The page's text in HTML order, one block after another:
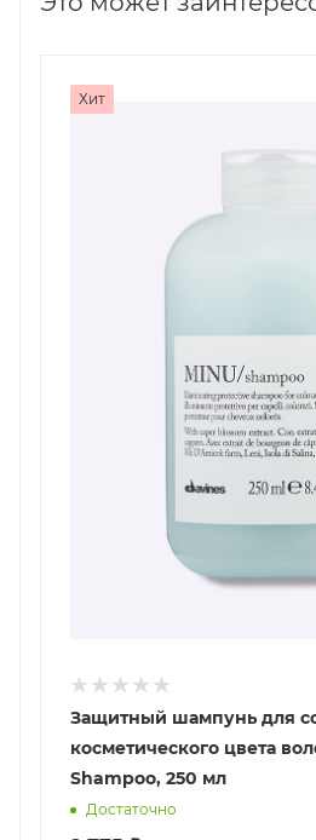
Хит
Защитный шампунь для
косметического цвета
Shampoo, 250 мл
Достаточно